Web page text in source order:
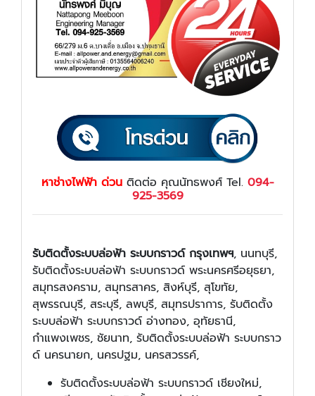
หาช่างไฟฟ้า ด่วนติดต่อ คุณนัทธพงศ์ Tel. 094-
925-3569
รับติดตั้งระบบล่อฟ้า ระบบกราวด์ กรุงเทพฯ, นนทบุรี,
รับติดตั้งระบบล่อฟ้า ระบบกราวด์ พระนครศรีอยุธยา,
สมุทรสงคราม, สมุทรสาคร, สิงห์บุรี, สุโขทัย,
สุพรรณบุรี, สระบุรี, ลพบุรี, สมุทรปราการ, รับติดตั้ง
ระบบล่อฟ้า ระบบกราวด์ อ่างทอง, อุทัยธานี,
กำแพงเพชร, ชัยนาท, รับติดตั้งระบบล่อฟ้า ระบบกราว
ด์ นครนายก, นครปฐม, นครสวรรค์,
รับติดตั้งระบบล่อฟ้า ระบบกราวด์ เชียงใหม่,